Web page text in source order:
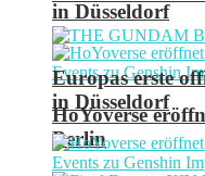
in Düsseldorf
HoYoverse
Berlin
Europas erste
in Düsseldorf